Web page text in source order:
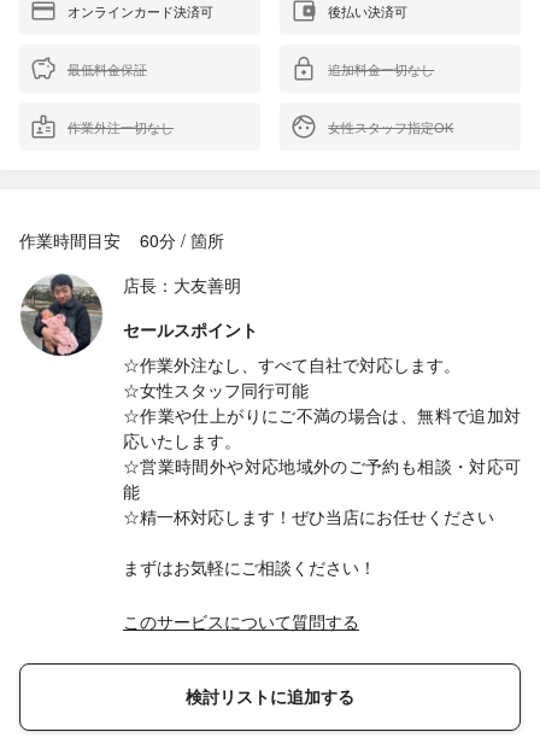
オンラインカード決済可 後払い決済可
最低料金保証 追加料金一切なし
作業外注一切なし 女性スタッフ指定OK
作業時間目安
60分 / 箇所
店長：大友善明
セールスポイント
☆作業外注なし、すべて自社で対応します。
☆女性スタッフ同行可能
☆作業や仕上がりにご不満の場合は、無料で追加対
応いたします。
☆営業時間外や対応地域外のご予約も相談・対応可
能
☆精一杯対応します！ぜひ当店にお任せください
まずはお気軽にご相談ください！
このサービスについて質問する
検討リストに追加する